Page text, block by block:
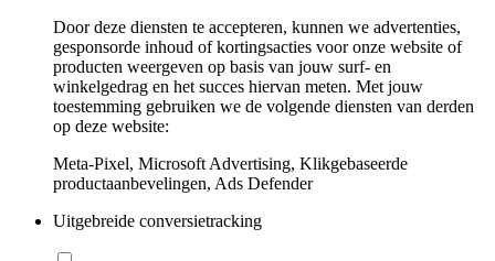
Door deze diensten te accepteren, kunnen we advertenties,
gesponsorde inhoud of kortingsacties voor onze website of
producten weergeven op basis van jouw surf- en
winkelgedrag en het succes hiervan meten. Met jouw
toestemming gebruiken we de volgende diensten van derden
op deze website:
Meta-Pixel, Microsoft Advertising, Klikgebaseerde
productaanbevelingen, Ads Defender
Uitgebreide conversietracking